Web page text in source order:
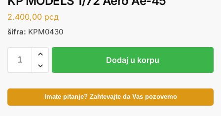
2.400,00 рсд
šifra: KPM0430
Dodaj u korpu
Imate pitanje? Zahtevajte da Vas pozovemo